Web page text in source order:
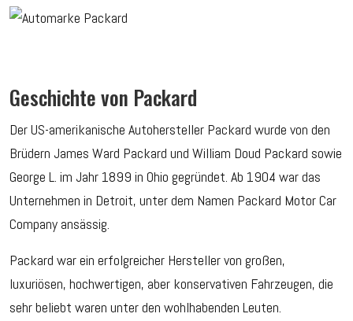
Geschichte von Packard
Der US-amerikanische Autohersteller Packard wurde von den
Brüdern James Ward Packard und William Doud Packard sowie
George L. im Jahr 1899 in Ohio gegründet. Ab 1904 war das
Unternehmen in Detroit, unter dem Namen Packard Motor Car
Company ansässig.
Packard war ein erfolgreicher Hersteller von großen,
luxuriösen, hochwertigen, aber konservativen Fahrzeugen, die
sehr beliebt waren unter den wohlhabenden Leuten.